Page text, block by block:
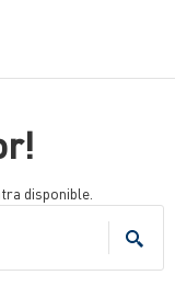
disponible.